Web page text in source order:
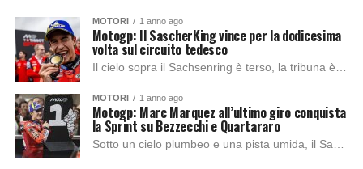
MOTORI 1 anno ago
Motogp: Il SascherKing vince per la dodicesima
volta sul circuito tedesco
MOTORI 1 anno ago
Motogp: Marc Marquez all’ultimo giro conquista
la Sprint su Bezzecchi e Quartararo